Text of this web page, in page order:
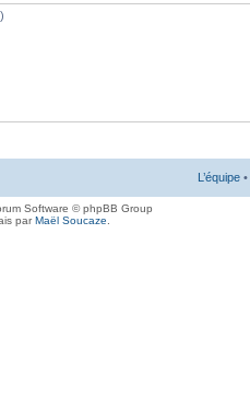
L’équipe •
Software © phpBB Group
parMaël Soucaze